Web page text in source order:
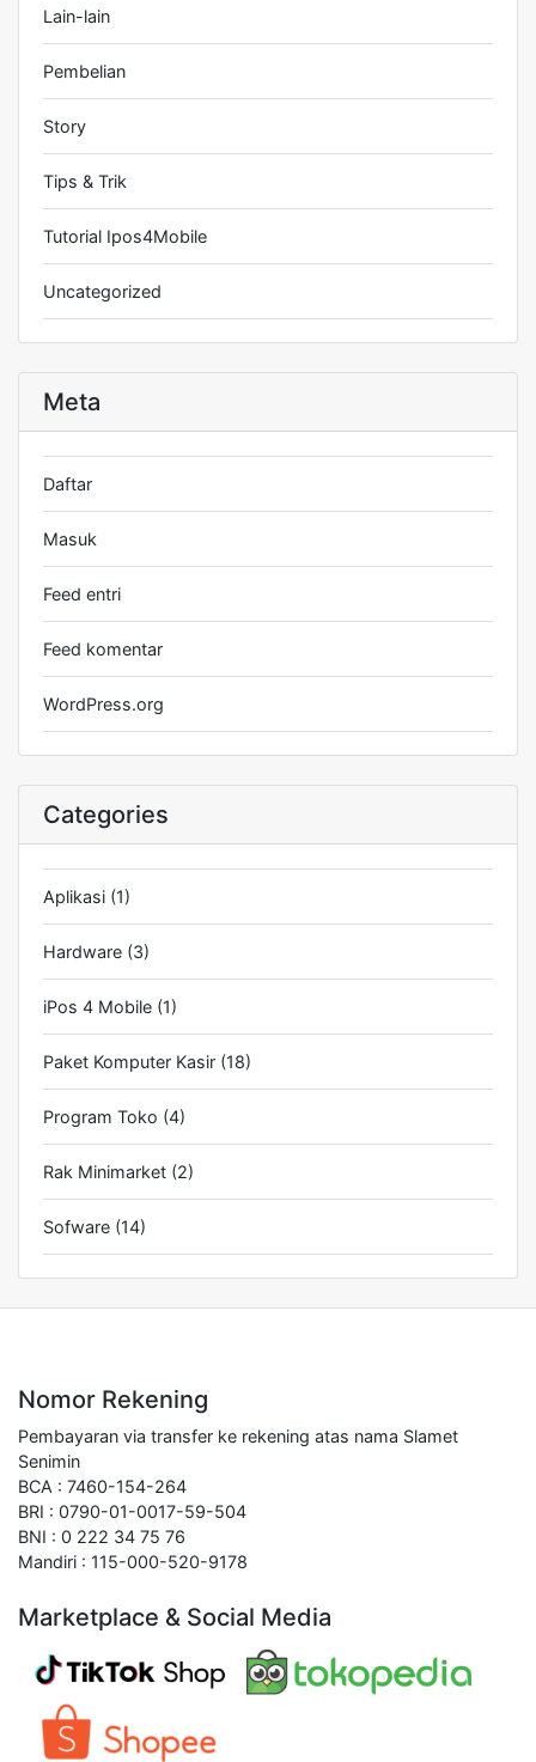
Lain-lain
Pembelian
Story
Tips & Trik
Tutorial Ipos4Mobile
Uncategorized
Meta
Daftar
Masuk
Feed entri
Feed komentar
WordPress.org
Categories
Aplikasi (1)
Hardware (3)
iPos 4 Mobile (1)
Paket Komputer Kasir (18)
Program Toko (4)
Rak Minimarket (2)
Sofware (14)
Nomor Rekening
Pembayaran via transfer ke rekening atas nama Slamet
Senimin
BCA : 7460-154-264
BRI : 0790-01-0017-59-504
BNI : 0 222 34 75 76
Mandiri : 115-000-520-9178
Marketplace & Social Media